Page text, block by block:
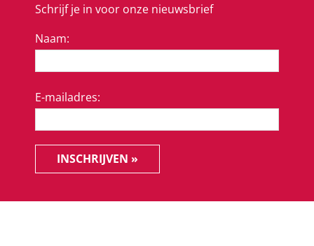
Schrijf je in voor onze nieuwsbrief
Naam:
E-mailadres:
INSCHRIJVEN »